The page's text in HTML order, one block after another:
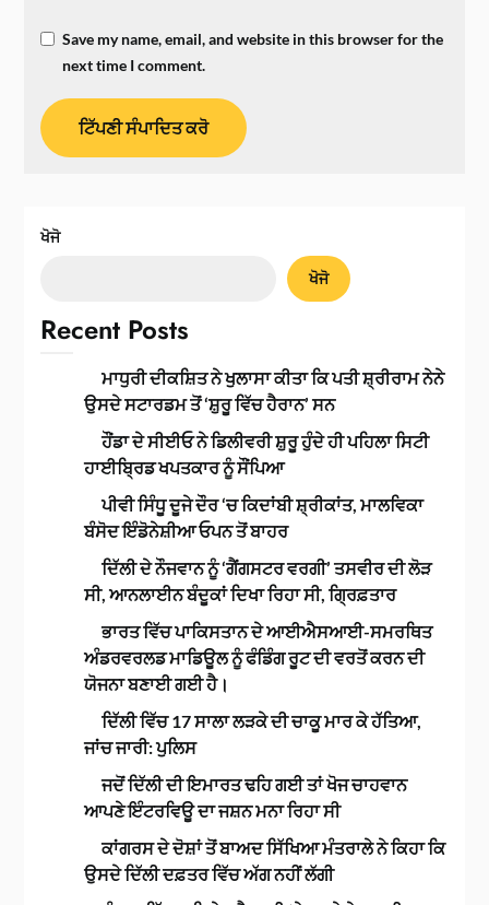
Save my name, email, and website in this browser for the
next time I comment.
ਖੋਜੋ
ਖੋਜੋ
Recent Posts
ਮਾਧੁਰੀ ਦੀਕਸ਼ਿਤ ਨੇ ਖੁਲਾਸਾ ਕੀਤਾ ਕਿ ਪਤੀ ਸ਼੍ਰੀਰਾਮ ਨੇਨੇ
ਉਸਦੇ ਸਟਾਰਡਮ ਤੋਂ ‘ਸ਼ੁਰੂ ਵਿੱਚ ਹੈਰਾਨ’ ਸਨ
ਹੌਂਡਾ ਦੇ ਸੀਈਓ ਨੇ ਡਿਲੀਵਰੀ ਸ਼ੁਰੂ ਹੁੰਦੇ ਹੀ ਪਹਿਲਾ ਸਿਟੀ
ਹਾਈਬ੍ਰਿਡ ਖਪਤਕਾਰ ਨੂੰ ਸੌਂਪਿਆ
ਪੀਵੀ ਸਿੰਧੂ ਦੂਜੇ ਦੌਰ ‘ਚ ਕਿਦਾਂਬੀ ਸ਼੍ਰੀਕਾਂਤ, ਮਾਲਵਿਕਾ
ਬੰਸੋਦ ਇੰਡੋਨੇਸ਼ੀਆ ਓਪਨ ਤੋਂ ਬਾਹਰ
ਦਿੱਲੀ ਦੇ ਨੌਜਵਾਨ ਨੂੰ ‘ਗੈਂਗਸਟਰ ਵਰਗੀ’ ਤਸਵੀਰ ਦੀ ਲੋੜ
ਸੀ, ਆਨਲਾਈਨ ਬੰਦੂਕਾਂ ਦਿਖਾ ਰਿਹਾ ਸੀ, ਗ੍ਰਿਫ਼ਤਾਰ
ਭਾਰਤ ਵਿੱਚ ਪਾਕਿਸਤਾਨ ਦੇ ਆਈਐਸਆਈ-ਸਮਰਥਿਤ
ਅੰਡਰਵਰਲਡ ਮਾਡਿਊਲ ਨੂੰ ਫੰਡਿੰਗ ਰੂਟ ਦੀ ਵਰਤੋਂ ਕਰਨ ਦੀ
ਯੋਜਨਾ ਬਣਾਈ ਗਈ ਹੈ।
ਦਿੱਲੀ ਵਿੱਚ 17 ਸਾਲਾ ਲੜਕੇ ਦੀ ਚਾਕੂ ਮਾਰ ਕੇ ਹੱਤਿਆ,
ਜਾਂਚ ਜਾਰੀ: ਪੁਲਿਸ
ਜਦੋਂ ਦਿੱਲੀ ਦੀ ਇਮਾਰਤ ਢਹਿ ਗਈ ਤਾਂ ਖੋਜ ਚਾਹਵਾਨ
ਆਪਣੇ ਇੰਟਰਵਿਊ ਦਾ ਜਸ਼ਨ ਮਨਾ ਰਿਹਾ ਸੀ
ਕਾਂਗਰਸ ਦੇ ਦੋਸ਼ਾਂ ਤੋਂ ਬਾਅਦ ਸਿੱਖਿਆ ਮੰਤਰਾਲੇ ਨੇ ਕਿਹਾ ਕਿ
ਉਸਦੇ ਦਿੱਲੀ ਦਫ਼ਤਰ ਵਿੱਚ ਅੱਗ ਨਹੀਂ ਲੱਗੀ